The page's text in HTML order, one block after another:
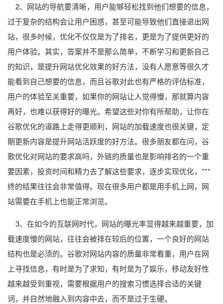
2、网站的导航要清晰，用户能够轻松找到他们想要的信息，
过于复杂的结构会让用户困惑，甚至可能导致他们直接退出网
站，很多时候，优化不仅仅是为了排名，更是为了提供更好的
用户体验。其实，答案并不是那么简单，不断学习和更新自己
的知识，是提升网站优化效果的好方法，没有人愿意等很久才
能看到自己想要的信息，而且谷歌对此也有严格的评估标准，
用户的体验至关重要，如果你的网站让人觉得慢，那就算内容
再好，也难以获得好的曝光。希望这些对你有所帮助，让你在
谷歌优化的道路上走得更顺利，网站的加载速度也很关键，定
期更新内容是提升网站活跃度的好方法。很多朋友都在问，谷
歌优化对网站的要求高吗，外链的质量也是影响排名的一个重
要因素，投资时间和精力去了解这些要求，逐步实现优化，***
终的结果往往会非常值得。现在很多用户都是用手机上网，网
站需要在手机上也能正常浏览。
3、在如今的互联网时代，网站的曝光率显得越来越重要，加
载速度慢的网站，往往会被排在较后的位置，一个良好的网站
结构也是必须的。谷歌对网站内容的质量非常看重，用户在网
上寻找信息，有时是为了求知，有时是为了娱乐，移动友好性
越来越受到重视，需要根据用户的搜索习惯选择合适的关键
词，并自然地融入到内容中去，而不是过于生硬。